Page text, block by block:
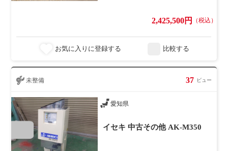
2,425,500円 （税込）
お気に入りに登録する 比較する
未整備 37 ビュー
愛知県
イセキ 中古その他 AK-M350